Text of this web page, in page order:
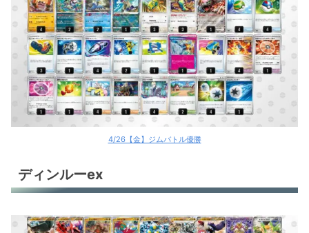
4/26【金】ジムバトル優勝
ディンルーex